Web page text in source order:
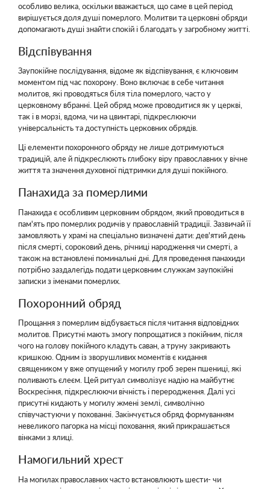
особливо велика, оскільки вважається, що саме в цей період
вирішується доля душі померлого. Молитви та церковні обряди
допомагають душі знайти спокій і благодать у загробному житті.
Відспівування
Заупокійне послідування, відоме як відспівування, є ключовим
моментом під час похорону. Воно включає в себе читання
молитов, які проводяться біля тіла померлого, часто у
церковному вбранні. Цей обряд може проводитися як у церкві,
так і в морзі, вдома, чи на цвинтарі, підкреслюючи
універсальність та доступність церковних обрядів.
Ці елементи похоронного обряду не лише дотримуються
традицій, але й підкреслюють глибоку віру православних у вічне
життя та значення духовної підтримки для душі покійного.
Панахида за померлими
Панахида є особливим церковним обрядом, який проводиться в
пам'ять про померлих родичів у православній традиції. Зазвичай її
замовляють у храмі на спеціально визначені дати: дев'ятий день
після смерті, сороковий день, річниці народження чи смерті, а
також на встановлені поминальні дні. Для проведення панахиди
потрібно заздалегідь подати церковним служкам заупокійні
записки з іменами померлих.
Похоронний обряд
Прощання з померлим відбувається після читання відповідних
молитов. Присутні мають змогу попрощатися з покійним, після
чого на голову покійного кладуть саван, а труну закривають
кришкою. Одним із зворушливих моментів є кидання
священиком у вже опущений у могилу гроб зерен пшениці, які
поливають єлеєм. Цей ритуал символізує надію на майбутнє
Воскресіння, підкреслюючи вічність і переродження. Далі усі
присутні кидають у могилу жмені землі, символічно
співучастуючи у похованні. Закінчується обряд формуванням
невеликого пагорка на місці поховання, який прикрашається
вінками з ялиці.
Намогильний хрест
На могилах православних часто встановлюють шести- чи